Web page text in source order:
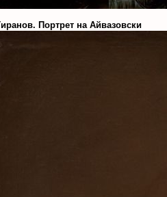
Портрет на Айвазовски